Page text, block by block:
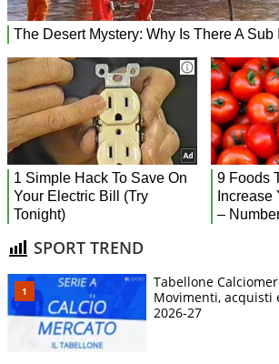
SPORT TREND
Tabellone
Movimenti, acquisti
2026-27